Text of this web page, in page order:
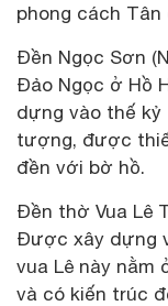
phong cách Tân
Đền Ngọc Sơn
Đảo Ngọc ở Hồ
dựng vào thế kỷ
tượng, được
đền với bờ hồ.
Đền thờ Vua Lê
Được xây dựng
vua Lê này nằm
và có kiến ​​trúc